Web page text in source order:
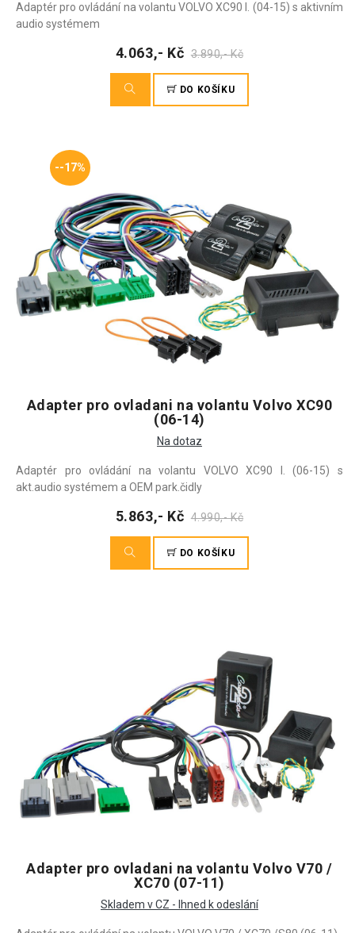
Adaptér pro ovládání na volantu VOLVO XC90 I. (04-15) s aktivním
audio systémem
4.063,- Kč 3.890,- Kč
DO KOŠÍKU
--17%
Adapter pro ovladani na volantu Volvo XC90
(06-14)
Na dotaz
Adaptér pro ovládání na volantu VOLVO XC90 I. (06-15) s
akt.audio systémem a OEM park.čidly
5.863,- Kč 4.990,- Kč
DO KOŠÍKU
Adapter pro ovladani na volantu Volvo V70 /
XC70 (07-11)
Skladem v CZ - Ihned k odeslání